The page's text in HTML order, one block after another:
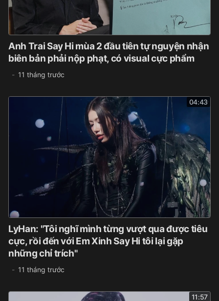
Anh Trai Say Hi mùa 2 đầu tiên tự nguyện nhận
biên bản phải nộp phạt, có visual cực phẩm
11 tháng trước
04:43
LyHan: "Tôi nghĩ mình từng vượt qua được tiêu
cực, rồi đến với Em Xinh Say Hi tôi lại gặp
những chỉ trích"
11 tháng trước
11:57